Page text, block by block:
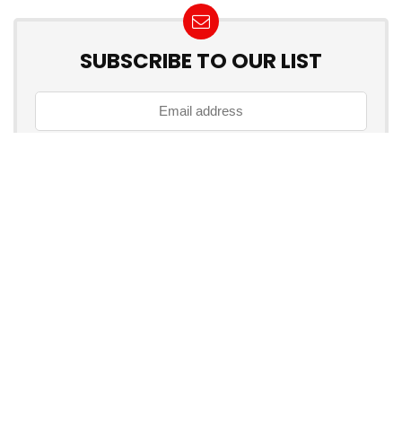
SUBSCRIBE TO OUR LIST